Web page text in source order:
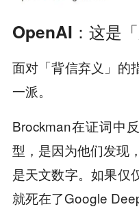
OpenAI：这是「
面对「背信弃义」的
一派。
Brockman在证词中
型，是因为他们发现
是天文数字。如果仅
就死在了Google